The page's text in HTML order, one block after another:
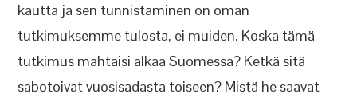
kautta ja sen tunnistaminen on oman
tutkimuksemme tulosta, ei muiden. Koska tämä
tutkimus mahtaisi alkaa Suomessa? Ketkä sitä
sabotoivat vuosisadasta toiseen? Mistä he saavat